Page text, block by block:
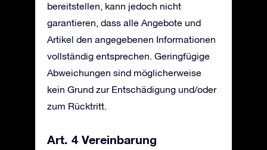
bereitstellen, kann jedoch nicht
garantieren, dass alle Angebote und
Artikel den angegebenen Informationen
vollständig entsprechen. Geringfügige
Abweichungen sind möglicherweise
kein Grund zur Entschädigung und/oder
zum Rücktritt.
Art. 4 Vereinbarung